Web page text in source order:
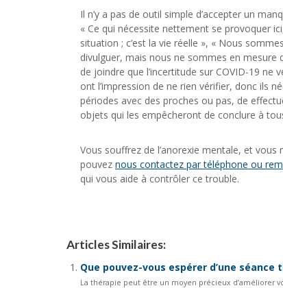
Il n’y a pas de outil simple d’accepter un
« Ce qui nécessite nettement se provoquer
situation ; c’est la vie réelle », « Nous
divulguer, mais nous ne sommes en mesure
de joindre que l’incertitude sur COVID-19 ne
ont l’impression de ne rien vérifier, donc ils
périodes avec des proches ou pas, de
objets qui les empêcheront de conclure à
Vous souffrez de l’anorexie mentale, et
pouvez nous contactez par téléphone ou
qui vous aide à contrôler ce trouble.
Articles Similaires:
Que pouvez-vous espérer d’une séance
La thérapie peut être un moyen précieux d’améliorer